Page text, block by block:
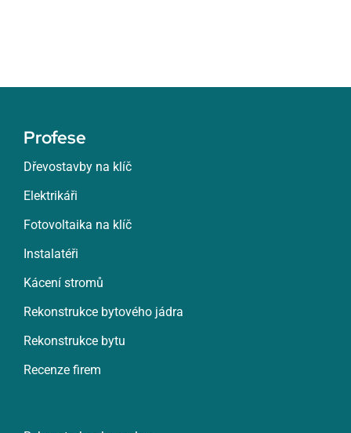
Profese
Dřevostavby na klíč
Elektrikáři
Fotovoltaika na klíč
Instalatéři
Kácení stromů
Rekonstrukce bytového jádra
Rekonstrukce bytu
Recenze firem